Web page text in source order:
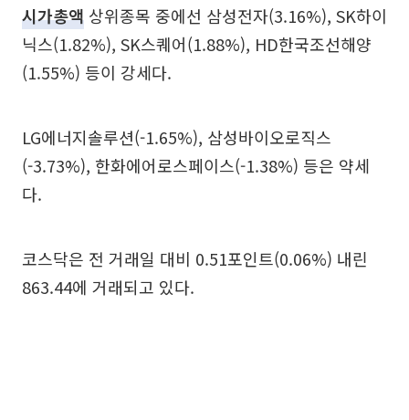
시가총액 상위종목 중에선 삼성전자(3.16%), SK하이
닉스(1.82%), SK스퀘어(1.88%), HD한국조선해양
(1.55%) 등이 강세다.
LG에너지솔루션(-1.65%), 삼성바이오로직스
(-3.73%), 한화에어로스페이스(-1.38%) 등은 약세
다.
코스닥은 전 거래일 대비 0.51포인트(0.06%) 내린
863.44에 거래되고 있다.